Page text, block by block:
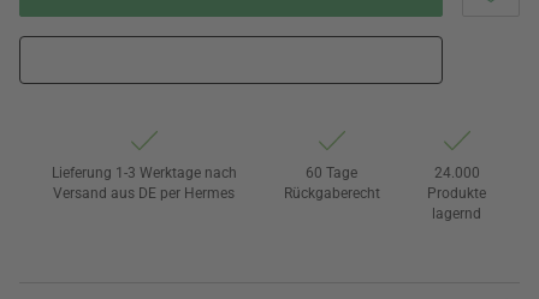
Lieferung 1-3 Werktage nach
Versand aus DE per Hermes
60 Tage
Rückgaberecht
24.000
Produkte
lagernd